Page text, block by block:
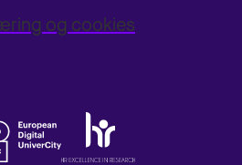
og cookies